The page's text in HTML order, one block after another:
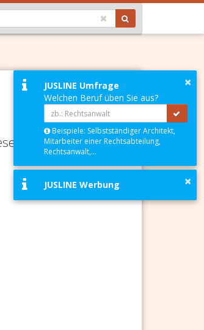
WERT IST ALLE
Services und
×
JUSLINE Umfrage
Welchen Beruf üben Sie aus?
Beispiele: Selbstständiger Architekt,
Mitarbeiter einer Rechtsabteilung,
Rechtsanwalt,...
×
JUSLINE Werbung